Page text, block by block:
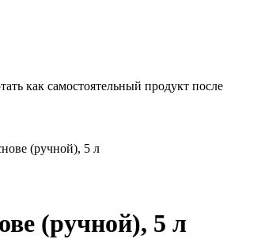
как самостоятельный продукт после
(ручной), 5 л
(ручной), 5 л